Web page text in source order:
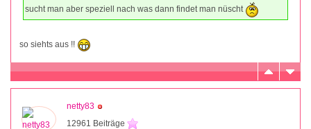
sucht man aber speziell nach was dann findet man nüscht
so siehts aus !!
netty83
12961 Beiträge